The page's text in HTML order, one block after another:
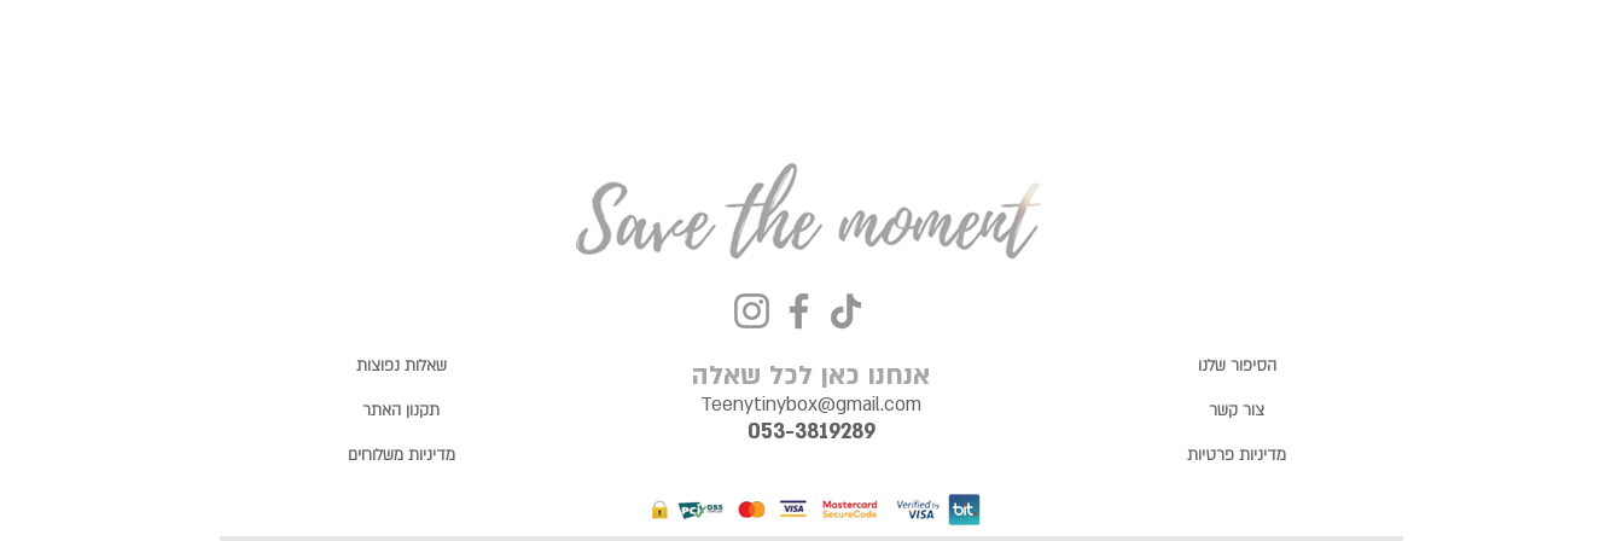
שאלות נפוצות
תקנון האתר
מדיניות משלוחים
אנחנו כאן לכל שאלה
Teenytinybox@gmail.com
053-3819289
הסיפור שלנו
צור קשר
מדיניות פרטיות